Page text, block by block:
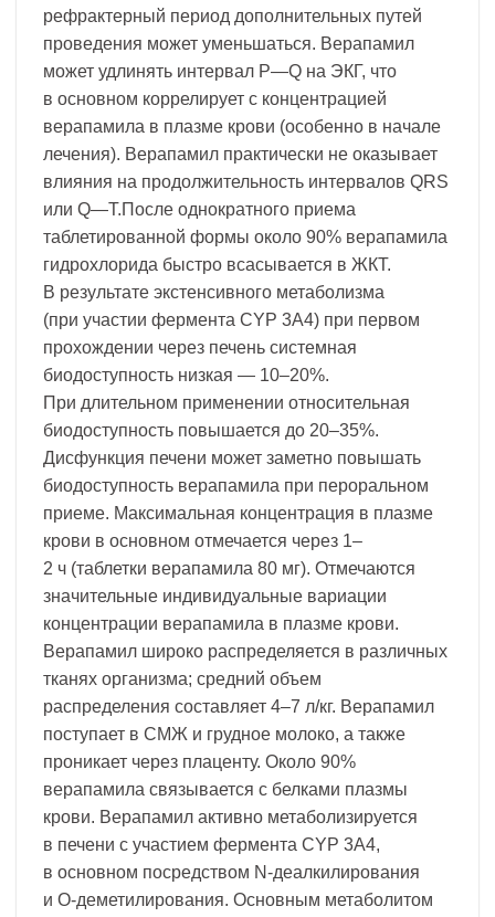
рефрактерный период дополнительных путей
проведения может уменьшаться. Верапамил
может удлинять интервал P—Q на ЭКГ, что
в основном коррелирует с концентрацией
верапамила в плазме крови (особенно в начале
лечения). Верапамил практически не оказывает
влияния на продолжительность интервалов QRS
или Q—T.После однократного приема
таблетированной формы около 90% верапамила
гидрохлорида быстро всасывается в ЖКТ.
В результате экстенсивного метаболизма
(при участии фермента CYP 3A4) при первом
прохождении через печень системная
биодоступность низкая — 10–20%.
При длительном применении относительная
биодоступность повышается до 20–35%.
Дисфункция печени может заметно повышать
биодоступность верапамила при пероральном
приеме. Максимальная концентрация в плазме
крови в основном отмечается через 1–
2 ч (таблетки верапамила 80 мг). Отмечаются
значительные индивидуальные вариации
концентрации верапамила в плазме крови.
Верапамил широко распределяется в различных
тканях организма; средний объем
распределения составляет 4–7 л/кг. Верапамил
поступает в СМЖ и грудное молоко, а также
проникает через плаценту. Около 90%
верапамила связывается с белками плазмы
крови. Верапамил активно метаболизируется
в печени с участием фермента CYP 3A4,
в основном посредством N-деалкилирования
и О-деметилирования. Основным метаболитом